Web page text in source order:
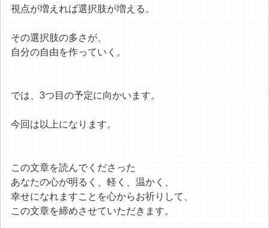
視点が増えれば選択肢が増える。
その選択肢の多さが、
自分の自由を作っていく。
では、3つ目の予定に向かいます。
今回は以上になります。
この文章を読んでくださった
あなたの心が明るく、軽く、温かく、
幸せになれますことを心からお祈りして、
この文章を締めさせていただきます。